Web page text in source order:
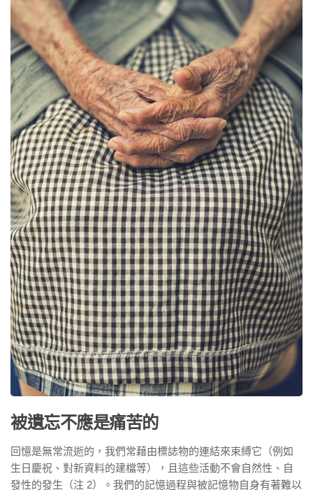
被遺忘不應是痛苦的
回憶是無常流逝的，我們常藉由標誌物的連結來束縛它（例如
生日慶祝、對新資料的建檔等），且這些活動不會自然性、自
發性的發生（注 2）。我們的記憶過程與被記憶物自身有著難以